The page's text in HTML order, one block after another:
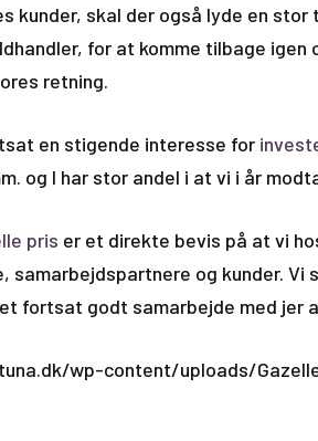
kunder, skal der også lyde en
for at komme tilbage
retning.
en stigende interesse for
og I har stor andel i at vi i år
pris er et direkte bevis på at vi
samarbejdspartnere og kunder.
fortsat godt samarbejde med jer
wp-content/uploads/